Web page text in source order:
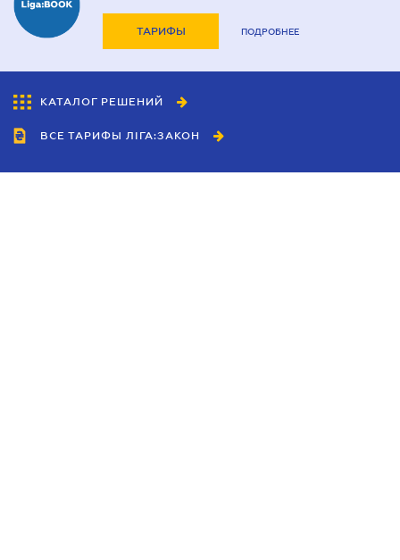
ТАРИФЫ ПОДРОБНЕЕ
КАТАЛОГ РЕШЕНИЙ
ВСЕ ТАРИФЫ ЛІГА:ЗАКОН